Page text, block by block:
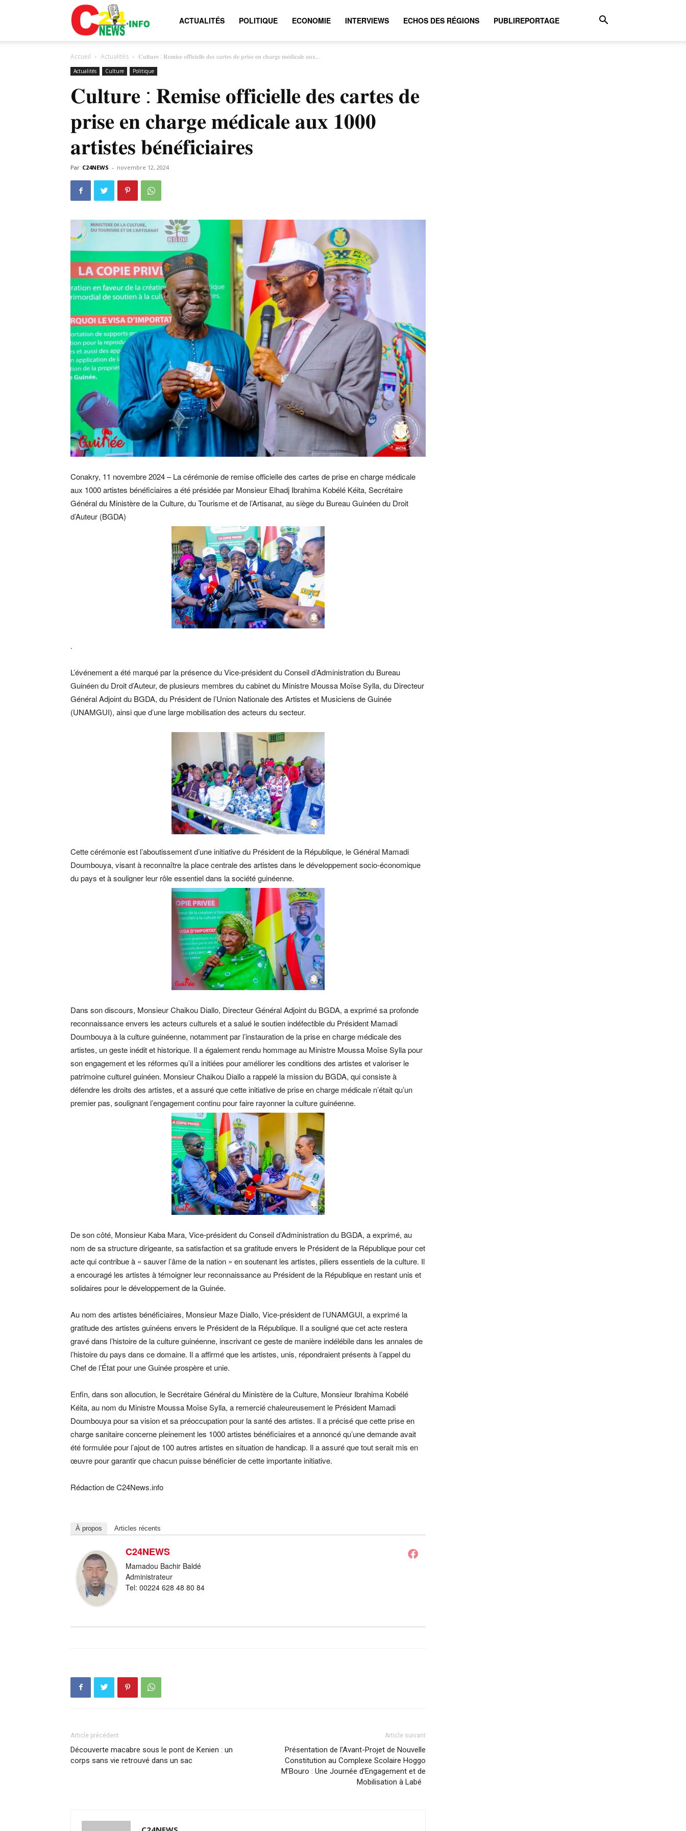
C24news.infoACTUALITÉS POLITIQUE ECONOMIE INTERVIEWS ECHOS DES RÉGIONS PUBLIREPORTAGE
Accueil Actualités 𝐂𝐮𝐥𝐭𝐮𝐫𝐞 : 𝐑𝐞𝐦𝐢𝐬𝐞 𝐨𝐟𝐟𝐢𝐜𝐢𝐞𝐥𝐥𝐞 𝐝𝐞𝐬 𝐜𝐚𝐫𝐭𝐞𝐬 𝐝𝐞 𝐩𝐫𝐢𝐬𝐞 𝐞𝐧 𝐜𝐡𝐚𝐫𝐠𝐞 𝐦𝐞́𝐝𝐢𝐜𝐚𝐥𝐞 𝐚𝐮𝐱...
Actualités Culture Politique
𝐂𝐮𝐥𝐭𝐮𝐫𝐞 : 𝐑𝐞𝐦𝐢𝐬𝐞 𝐨𝐟𝐟𝐢𝐜𝐢𝐞𝐥𝐥𝐞 𝐝𝐞𝐬 𝐜𝐚𝐫𝐭𝐞𝐬 𝐝𝐞
𝐩𝐫𝐢𝐬𝐞 𝐞𝐧 𝐜𝐡𝐚𝐫𝐠𝐞 𝐦𝐞́𝐝𝐢𝐜𝐚𝐥𝐞 𝐚𝐮𝐱 𝟏𝟎𝟎𝟎
𝐚𝐫𝐭𝐢𝐬𝐭𝐞𝐬 𝐛𝐞́𝐧𝐞́𝐟𝐢𝐜𝐢𝐚𝐢𝐫𝐞𝐬
Par C24NEWS - novembre 12, 2024
Conakry, 11 novembre 2024 – La cérémonie de remise officielle des cartes de prise en charge médicale
aux 1000 artistes bénéficiaires a été présidée par Monsieur Elhadj Ibrahima Kobélé Kéita, Secrétaire
Général du Ministère de la Culture, du Tourisme et de l’Artisanat, au siège du Bureau Guinéen du Droit
d’Auteur (BGDA)
.
L’événement a été marqué par la présence du Vice-président du Conseil d’Administration du Bureau
Guinéen du Droit d’Auteur, de plusieurs membres du cabinet du Ministre Moussa Moïse Sylla, du Directeur
Général Adjoint du BGDA, du Président de l’Union Nationale des Artistes et Musiciens de Guinée
(UNAMGUI), ainsi que d’une large mobilisation des acteurs du secteur.
Cette cérémonie est l’aboutissement d’une initiative du Président de la République, le Général Mamadi
Doumbouya, visant à reconnaître la place centrale des artistes dans le développement socio-économique
du pays et à souligner leur rôle essentiel dans la société guinéenne.
Dans son discours, Monsieur Chaikou Diallo, Directeur Général Adjoint du BGDA, a exprimé sa profonde
reconnaissance envers les acteurs culturels et a salué le soutien indéfectible du Président Mamadi
Doumbouya à la culture guinéenne, notamment par l’instauration de la prise en charge médicale des
artistes, un geste inédit et historique. Il a également rendu hommage au Ministre Moussa Moïse Sylla pour
son engagement et les réformes qu’il a initiées pour améliorer les conditions des artistes et valoriser le
patrimoine culturel guinéen. Monsieur Chaikou Diallo a rappelé la mission du BGDA, qui consiste à
défendre les droits des artistes, et a assuré que cette initiative de prise en charge médicale n’était qu’un
premier pas, soulignant l’engagement continu pour faire rayonner la culture guinéenne.
De son côté, Monsieur Kaba Mara, Vice-président du Conseil d’Administration du BGDA, a exprimé, au
nom de sa structure dirigeante, sa satisfaction et sa gratitude envers le Président de la République pour cet
acte qui contribue à « sauver l’âme de la nation » en soutenant les artistes, piliers essentiels de la culture. Il
a encouragé les artistes à témoigner leur reconnaissance au Président de la République en restant unis et
solidaires pour le développement de la Guinée.
Au nom des artistes bénéficiaires, Monsieur Maze Diallo, Vice-président de l’UNAMGUI, a exprimé la
gratitude des artistes guinéens envers le Président de la République. Il a souligné que cet acte restera
gravé dans l’histoire de la culture guinéenne, inscrivant ce geste de manière indélébile dans les annales de
l’histoire du pays dans ce domaine. Il a affirmé que les artistes, unis, répondraient présents à l’appel du
Chef de l’État pour une Guinée prospère et unie.
Enfin, dans son allocution, le Secrétaire Général du Ministère de la Culture, Monsieur Ibrahima Kobélé
Kéita, au nom du Ministre Moussa Moïse Sylla, a remercié chaleureusement le Président Mamadi
Doumbouya pour sa vision et sa préoccupation pour la santé des artistes. Il a précisé que cette prise en
charge sanitaire concerne pleinement les 1000 artistes bénéficiaires et a annoncé qu’une demande avait
été formulée pour l’ajout de 100 autres artistes en situation de handicap. Il a assuré que tout serait mis en
œuvre pour garantir que chacun puisse bénéficier de cette importante initiative.
Rédaction de C24News.info
À propos Articles récents
C24NEWS
Mamadou Bachir Baldé
Administrateur
Tel: 00224 628 48 80 84
Article précédent
Découverte macabre sous le pont de Kenien : un
corps sans vie retrouvé dans un sac
Article suivant
Présentation de l’Avant-Projet de Nouvelle
Constitution au Complexe Scolaire Hoggo
M’Bouro : Une Journée d’Engagement et de
Mobilisation à Labé